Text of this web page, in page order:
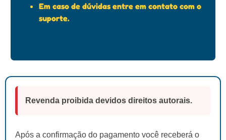
Em caso de dúvidas entre em contato com o
suporte.
Revenda proibida devidos direitos autorais.
Após a confirmação do pagamento você receberá o